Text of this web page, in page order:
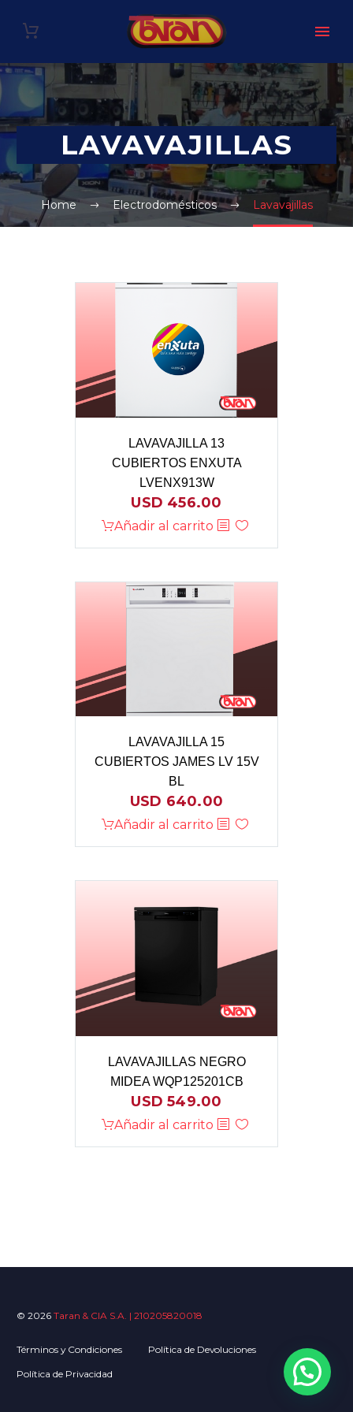
LAVAVAJILLAS
Home Electrodomésticos Lavavajillas
LAVAVAJILLA 13
CUBIERTOS ENXUTA
LVENX913W
USD 456.00
Añadir al carrito
LAVAVAJILLA 15
CUBIERTOS JAMES LV 15V
BL
USD 640.00
Añadir al carrito
LAVAVAJILLAS NEGRO
MIDEA WQP125201CB
USD549.00
Añadir al carrito
© 2026 Taran & CIA S.A. | 210205820018
Términos y Condiciones Política de Devoluciones
Política de Privacidad